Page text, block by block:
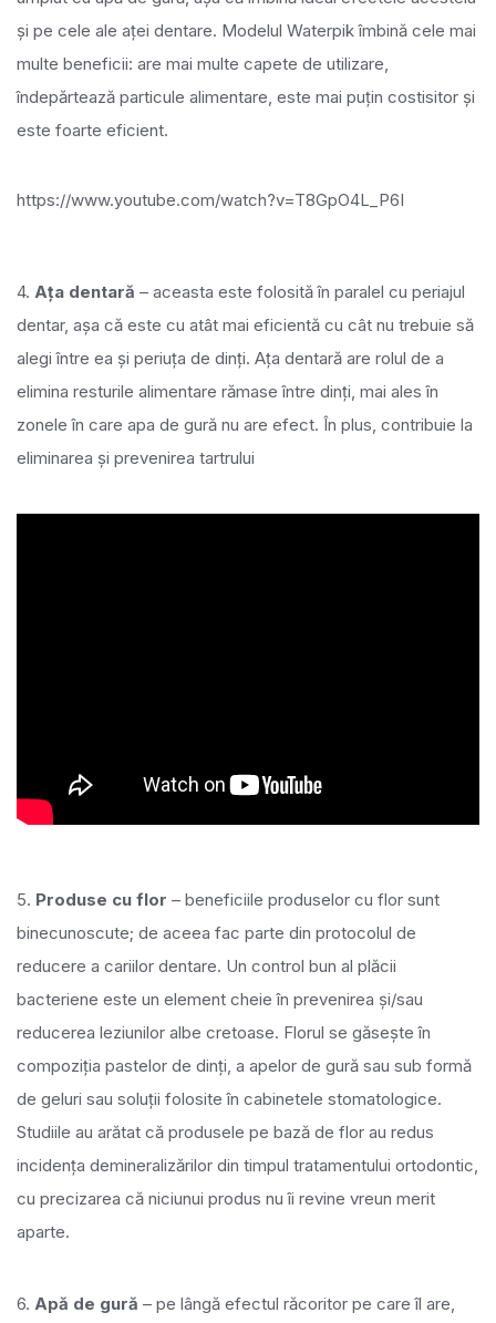
și pe cele ale aței dentare. Modelul Waterpik îmbină cele mai
multe beneficii: are mai multe capete de utilizare,
îndepărtează particule alimentare, este mai puțin costisitor și
este foarte eficient.
https://www.youtube.com/watch?v=T8GpO4L_P6I
4. Ața dentară – aceasta este folosită în paralel cu periajul
dentar, așa că este cu atât mai eficientă cu cât nu trebuie să
alegi între ea și periuța de dinți. Ața dentară are rolul de a
elimina resturile alimentare rămase între dinți, mai ales în
zonele în care apa de gură nu are efect. În plus, contribuie la
eliminarea și prevenirea tartrului
5. Produse cu flor – beneficiile produselor cu flor sunt
binecunoscute; de aceea fac parte din protocolul de
reducere a cariilor dentare. Un control bun al plăcii
bacteriene este un element cheie în prevenirea și/sau
reducerea leziunilor albe cretoase. Florul se găsește în
compoziția pastelor de dinți, a apelor de gură sau sub formă
de geluri sau soluții folosite în cabinetele stomatologice.
Studiile au arătat că produsele pe bază de flor au redus
incidența demineralizărilor din timpul tratamentului ortodontic,
cu precizarea că niciunui produs nu îi revine vreun merit
aparte.
6. Apă de gură – pe lângă efectul răcoritor pe care îl are,